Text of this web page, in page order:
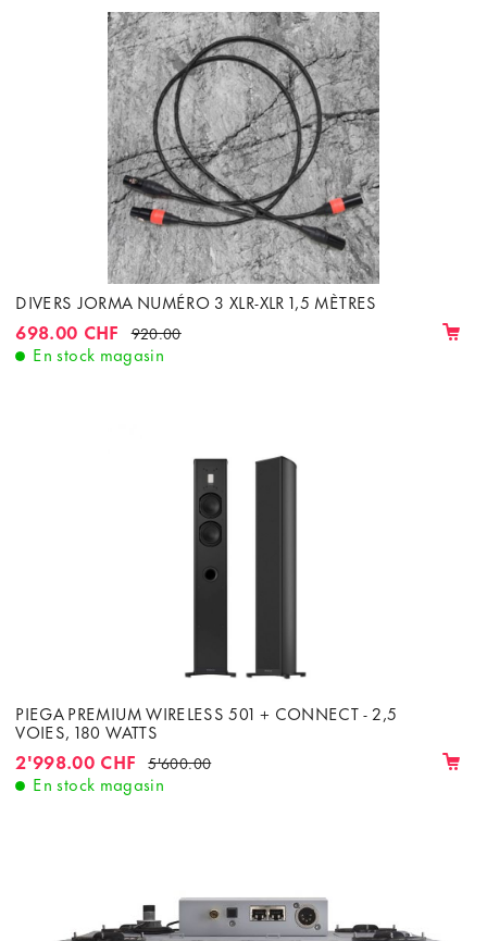
DIVERS JORMA NUMÉRO 3 XLR-XLR 1,5 MÈTRES
698.00 CHF 920.00
En stock magasin
PIEGA PREMIUM WIRELESS 501 + CONNECT - 2,5
VOIES, 180 WATTS
2'998.00 CHF 5'600.00
En stock magasin